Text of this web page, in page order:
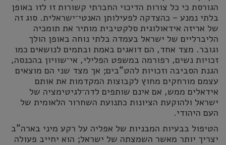
הגורסת כי כל צורות הדיכוי החברתי קשורות זו לזו באופן
בלתי נמנע – כהצדקה לפעילותן האנטי־ישראלית. סוג זה
של אריזה אידאולוגית סלקטיבית מותיר את תומכיה
הליברליים של ישראל בעמדה בלתי נוחה באופן הולך
וגובר. מצד אחד, הם דואגים באמת ובתמים לנושאים כמו
זכויות נשים, רפורמה במשפט הפלילי, אי־שוויון בהכנסה,
הגנת הסביבה וזכויות להט"בים; אך מצד שני הם מוצאים
עצמם מורחקים מחוץ לקבוצות המקדמות את אותם
אידאלים ממש, אם אינם שותפים לדה־לגיטימציה של
ישראל ולהוקעת הציונות כתנועת השחרור הלאומית של
העם היהודי.
הטיפול בבעיות המבניות של אפליה על רקע מיני בארה"ב
יצריך יותר מאשר השמצתה של ישראל; הוא יחייב פעולה